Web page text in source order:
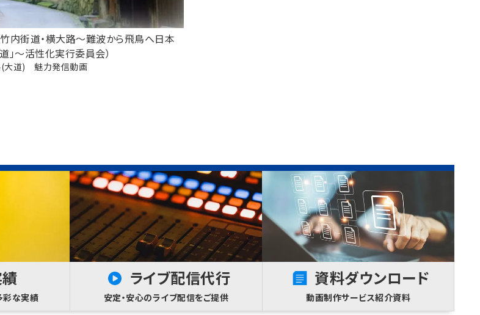
内街道・横大路～難波から飛鳥へ日本
」～活性化実行委員会）
(大道) 魅力発信動画
彩な実績
ライブ配信代行
安定・安心のライブ配信をご提供
資料ダウンロード
動画制作サービス紹介資料